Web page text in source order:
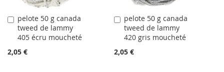
pelote 50 g canada
tweed de lammy
405 écru moucheté
2,05 €
Ajouter
au
panier
pelote 50 g canada
tweed de lammy
420 gris moucheté
2,05 €
Ajouter
au
panier